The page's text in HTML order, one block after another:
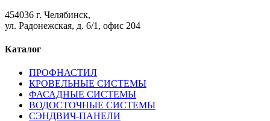
454036 г. Челябинск,
ул. Радонежская, д. 6/1, офис 204
Каталог
ПРОФНАСТИЛ
КРОВЕЛЬНЫЕ СИСТЕМЫ
ФАСАДНЫЕ СИСТЕМЫ
ВОДОСТОЧНЫЕ СИСТЕМЫ
СЭНДВИЧ-ПАНЕЛИ